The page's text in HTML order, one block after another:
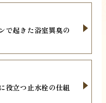
で起きた浴室異臭の
役立つ止水栓の仕組